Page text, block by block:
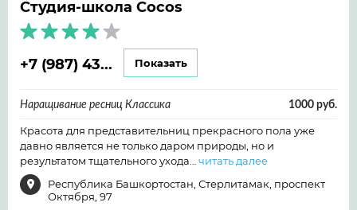
Студия-школа Cocos
+7 (987) 43... Показать
Наращивание ресниц Классика 1000 руб.
Красота для представительниц прекрасного пола уже
давно является не только даром природы, но и
результатом тщательного ухода… читать далее
Республика Башкортостан, Стерлитамак, проспект
Октября, 97